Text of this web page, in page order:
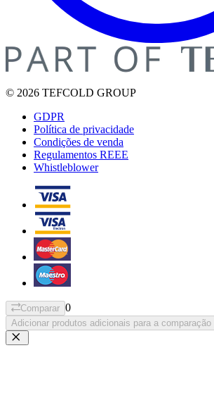
© 2026 TEFCOLD GROUP
GDPR
Política de privacidade
Condições de venda
Regulamentos REEE
Whistleblower
Comparar 0
Adicionar produtos adicionais para a comparação